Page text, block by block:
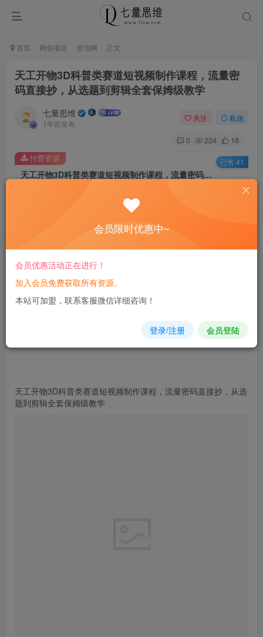
首页 网创项目 冒泡网 正文
天工开物3D科普类赛道短视频制作课程，流量密
码直接抄，从选题到剪辑全套保姆级教学
七量思维
1年前发布
关注 私信
0 224 16
天工开物3D科普类赛道短视频制作课程，流量密码直接抄，从选题到剪辑全套保姆级教学
8.8
免费
您当前未登录！建议登陆后购买，可保存购买订单
付费资源 已售 41
天工开物3D科普类赛道短视频制作课程 ，流量密码直接抄，从选
题到剪辑全套保姆级教学
会员限时优惠中~
会员优惠活动正在进行！
加入会员免费获取所有资源。
本站可加盟，联系客服微信详细咨询！
登录/注册 会员登陆